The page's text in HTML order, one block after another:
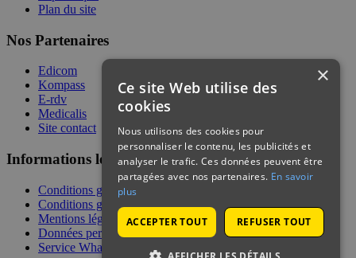
Plan du site
Nos Partenaires
Edicom
Kompass
E-rdv
Medicalis
Site contact
Informations légales
Conditions générales de services
Conditions générales de vente
Mentions légales
Données personnelles
Service WhatsApp
×
Ce site Web utilise des
cookies
Nous utilisons des cookies pour
personnaliser le contenu, les publicités et
analyser le trafic. Ces données peuvent être
partagées avec nos partenaires. En savoir
plus
ACCEPTER TOUT REFUSER TOUT